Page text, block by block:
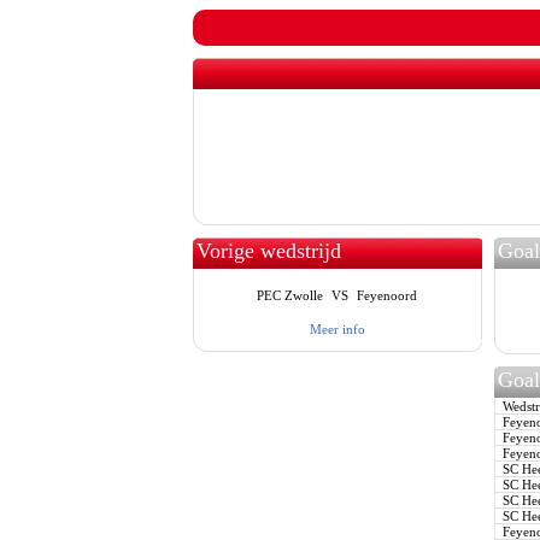
Vorige wedstrijd
PEC Zwolle VS Feyenoord
Meer info
SC
SC
SC
SC